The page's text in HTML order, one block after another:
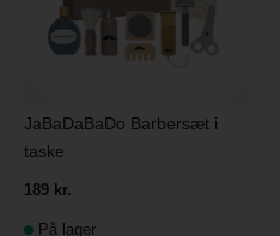
JaBaDaBaDo Barbersæt i
taske
189 kr.
På lager